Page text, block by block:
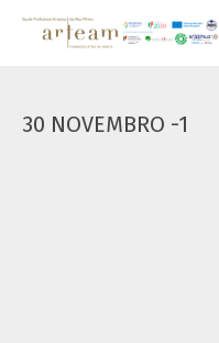
30 NOVEMBRO -1